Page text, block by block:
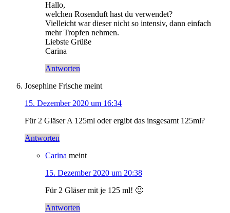
Hallo,
welchen Rosenduft hast du verwendet?
Vielleicht war dieser nicht so intensiv, dann einfach
mehr Tropfen nehmen.
Liebste Grüße
Carina
Antworten
Josephine Frische meint
15. Dezember 2020 um 16:34
Für 2 Gläser A 125ml oder ergibt das insgesamt 125ml?
Antworten
Carina meint
15. Dezember 2020 um 20:38
Für 2 Gläser mit je 125 ml! 🙂
Antworten